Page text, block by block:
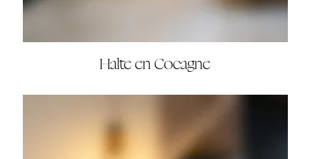
Halte en Cocagne